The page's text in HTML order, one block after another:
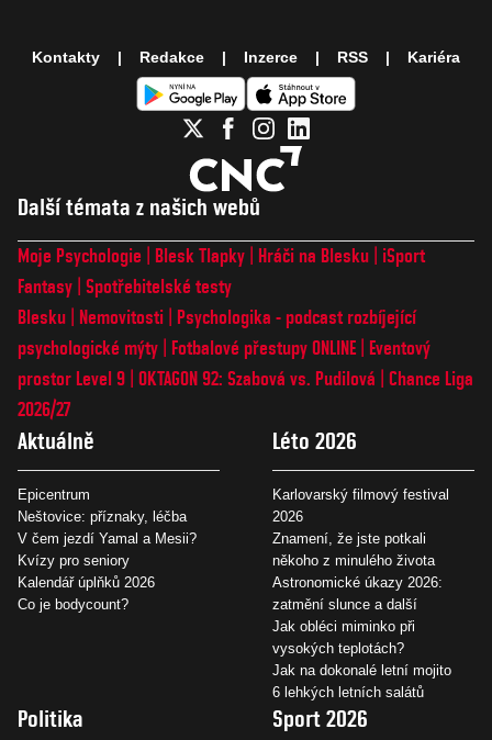
Další témata z našich webů
Moje Psychologie Blesk Tlapky Hráči na Blesku
iSport
Fantasy Spotřebitelské testy
Blesku
Nemovitosti
Psychologika - podcast rozbíjející
psychologické mýty
Fotbalové přestupy ONLINE
Eventový
prostor Level 9 OKTAGON 92: Szabová vs. Pudilová
Chance Liga
2026/27
Aktuálně
Epicentrum
Neštovice: příznaky, léčba
V čem jezdí Yamal a Mesii?
Kvízy pro seniory
Kalendář úplňků 2026
Co je bodycount?
Léto 2026
Karlovarský filmový festival
2026
Znamení, že jste potkali
někoho z minulého života
Astronomické úkazy 2026:
zatmění slunce a další
Jak obléci miminko při
vysokých teplotách?
Jak na dokonalé letní mojito
6 lehkých letních salátů
Politika Sport 2026
Kontakty Redakce Inzerce RSS Kariéra